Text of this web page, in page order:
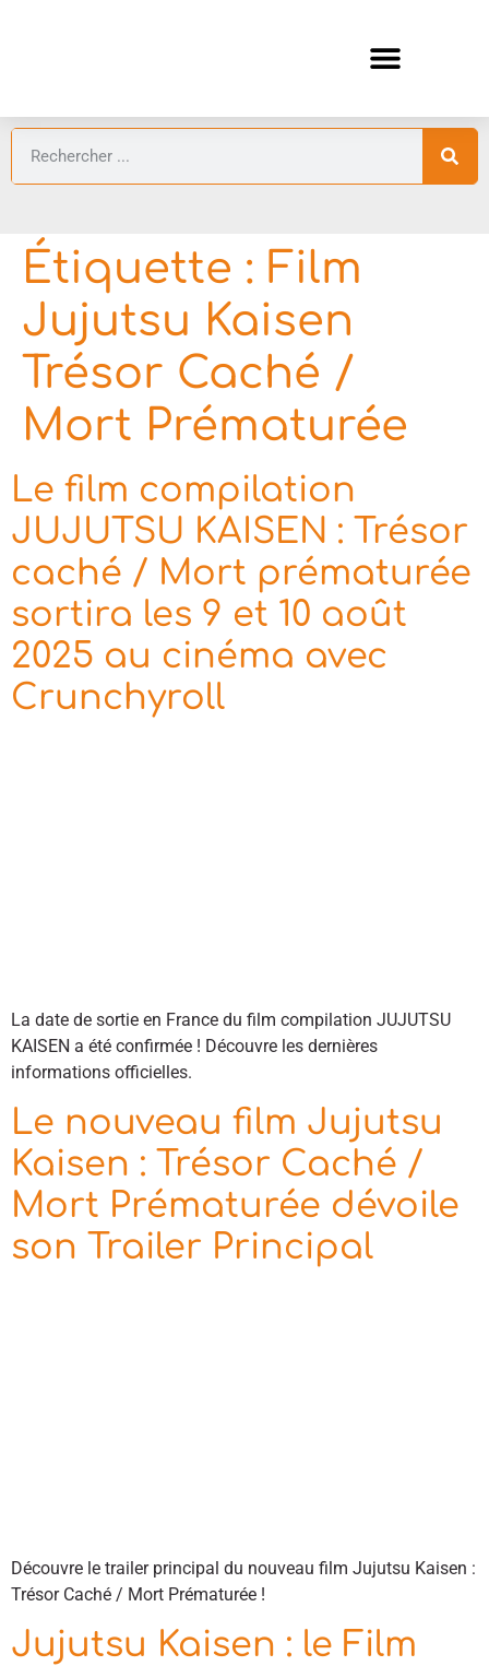
Étiquette : Film
Jujutsu Kaisen
Trésor Caché /
Mort Prématurée
Le film compilation
JUJUTSU KAISEN : Trésor
caché / Mort prématurée
sortira les 9 et 10 août
2025 au cinéma avec
Crunchyroll
La date de sortie en France du film compilation JUJUTSU
KAISEN a été confirmée ! Découvre les dernières
informations officielles.
Le nouveau film Jujutsu
Kaisen : Trésor Caché /
Mort Prématurée dévoile
son Trailer Principal
Découvre le trailer principal du nouveau film Jujutsu Kaisen :
Trésor Caché / Mort Prématurée !
Jujutsu Kaisen : le Film